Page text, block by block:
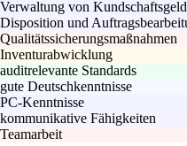
Verwaltung von
Disposition und
Qualitätssicherungsmaßnahmen
Inventurabwicklung
auditrelevante Standards
gute Deutschkenntnisse
PC-Kenntnisse
kommunikative Fähigkeiten
Teamarbeit